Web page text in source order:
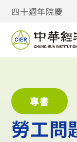
四十週年院慶
專書
勞工問